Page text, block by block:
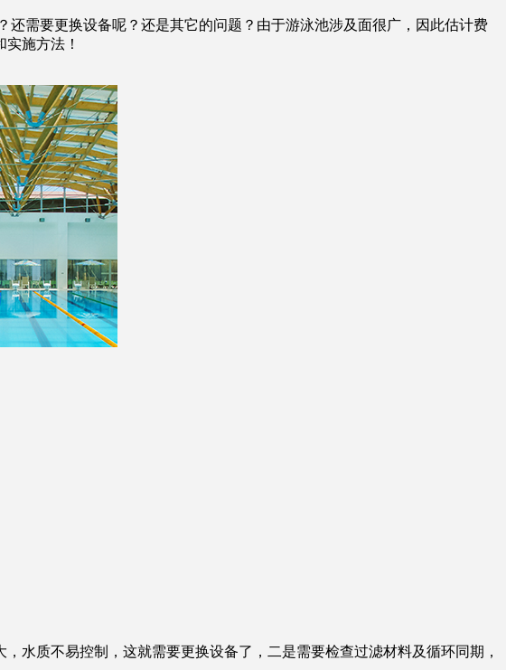
需要更换设备呢？还是其它的问题？由于游泳池涉及面很广，因此估计费
施方法！
质不易控制，这就需要更换设备了，二是需要检查过滤材料及循环同期，